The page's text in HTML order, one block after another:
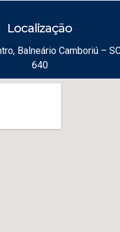
Localização
Balneário Camboriú –
640